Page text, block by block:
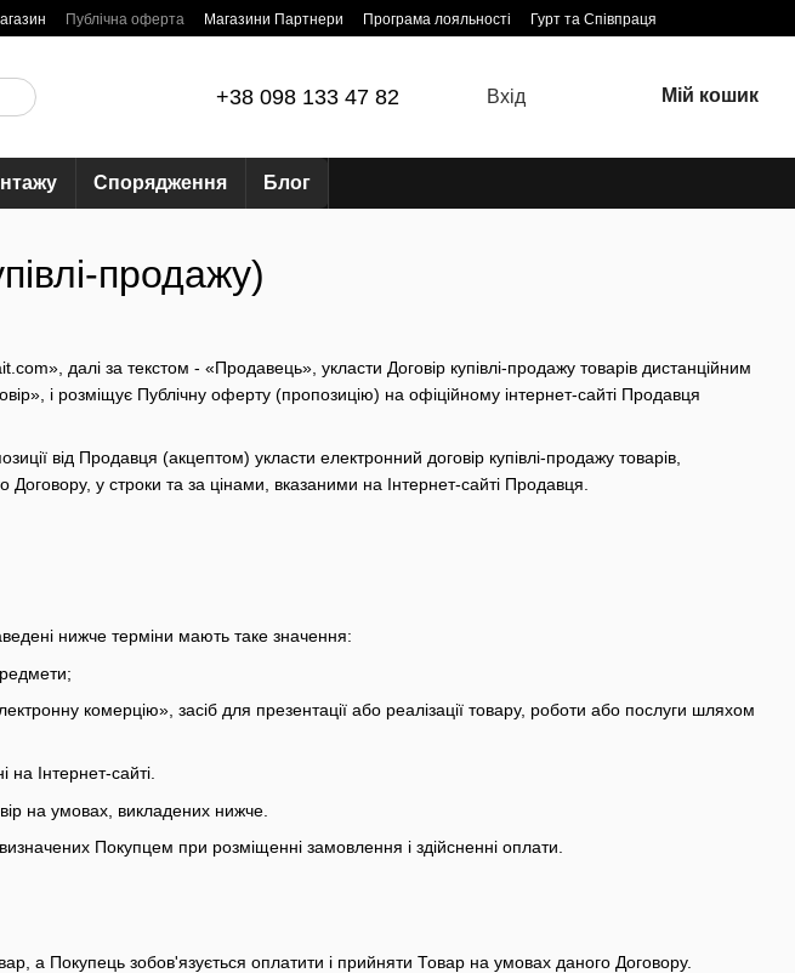
Публічна оферта Магазини Партнери Програма лояльності Гурт та Співпраця
+38 098 133 47 82 Вхід Мій кошик
Спорядження Блог
продажу)
далі за текстом - «Продавець», укласти Договір купівлі-продажу товарів дистанційним
і розміщує Публічну оферту (пропозицію) на офіційному інтернет-сайті Продавця
від Продавця (акцептом) укласти електронний договір купівлі-продажу товарів,
у строки та за цінами, вказаними на Інтернет-сайті Продавця.
нижче терміни мають таке значення:
комерцію», засіб для презентації або реалізації товару, роботи або послуги шляхом
Інтернет-сайті.
на умовах, викладених нижче.
Покупцем при розміщенні замовлення і здійсненні оплати.
а Покупець зобов'язується оплатити і прийняти Товар на умовах даного Договору.